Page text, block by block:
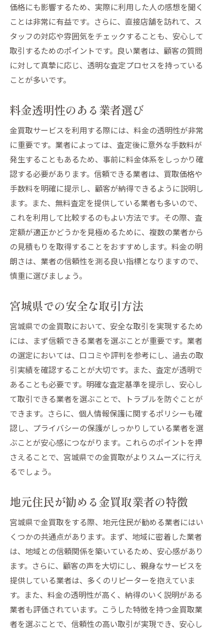
価格にも影響するため、実際に利用した人の感想を聞く
ことは非常に有益です。さらに、直接店舗を訪れて、ス
タッフの対応や雰囲気をチェックすることも、安心して
取引するためのポイントです。良い業者は、顧客の質問
に対して真摯に応じ、透明な査定プロセスを持っている
ことが多いです。
料金透明性のある業者選び
金買取サービスを利用する際には、料金の透明性が非常
に重要です。業者によっては、査定後に意外な手数料が
発生することもあるため、事前に料金体系をしっかり確
認する必要があります。信頼できる業者は、買取価格や
手数料を明確に提示し、顧客が納得できるように説明し
ます。また、無料査定を提供している業者も多いので、
これを利用して比較するのもよい方法です。その際、査
定額が適正かどうかを見極めるために、複数の業者から
の見積もりを取得することをおすすめします。料金の明
朗さは、業者の信頼性を測る良い指標となりますので、
慎重に選びましょう。
宮城県での安全な取引方法
宮城県での金買取において、安全な取引を実現するため
には、まず信頼できる業者を選ぶことが重要です。業者
の選定においては、口コミや評判を参考にし、過去の取
引実績を確認することが大切です。また、査定が透明で
あることも必要です。明確な査定基準を提示し、安心し
て取引できる業者を選ぶことで、トラブルを防ぐことが
できます。さらに、個人情報保護に関するポリシーも確
認し、プライバシーの保護がしっかりしている業者を選
ぶことが安心感につながります。これらのポイントを押
さえることで、宮城県での金買取がよりスムーズに行え
るでしょう。
地元住民が勧める金買取業者の特徴
宮城県で金買取をする際、地元住民が勧める業者にはい
くつかの共通点があります。まず、地域に密着した業者
は、地域との信頼関係を築いているため、安心感があり
ます。さらに、顧客の声を大切にし、親身なサービスを
提供している業者は、多くのリピーターを抱えていま
す。また、料金の透明性が高く、納得のいく説明がある
業者も評価されています。こうした特徴を持つ金買取業
者を選ぶことで、信頼性の高い取引が実現でき、安心し